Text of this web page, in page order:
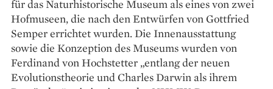
für das ­Naturhistorische Museum als eines von zwei
Hofmuseen, die nach den Entwürfen von Gottfried
Semper errichtet wurden. Die Innen­ausstattung
sowie die Konzeption des Museums wurden von
Ferdinand von Hochstetter „entlang der neuen
Evolutionstheorie und Charles Darwin als ihrem